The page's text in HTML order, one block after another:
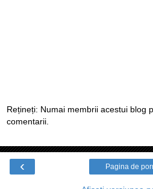
Rețineți: Numai membrii acestui blog
comentarii.
‹ Pagina de